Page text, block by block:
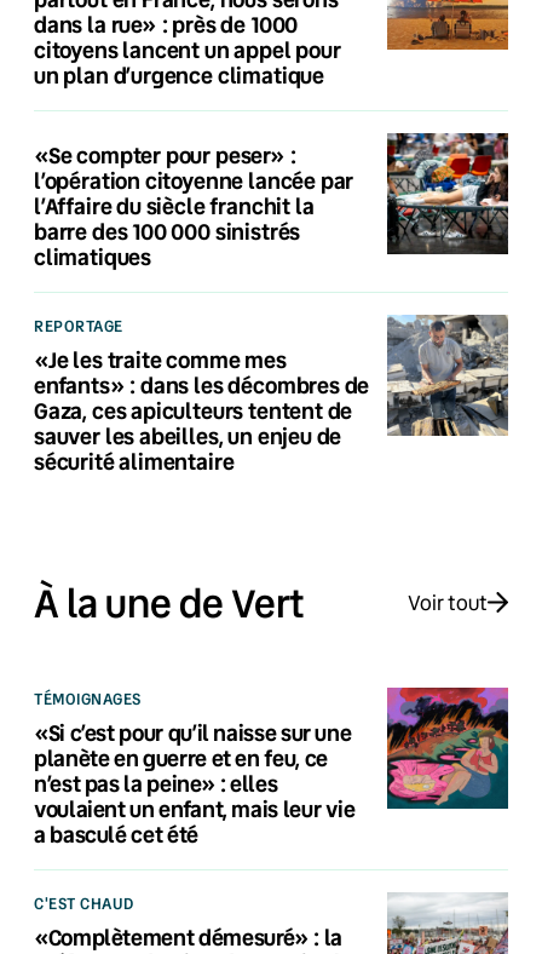
dans la rue» : près de 1000
citoyens lancent un appel pour
un plan d’urgence climatique
«Se compter pour peser» :
l’opération citoyenne lancée par
l’Affaire du siècle franchit la
barre des 100 000 sinistrés
climatiques
REPORTAGE
«Je les traite comme mes
enfants» : dans les décombres de
Gaza, ces apiculteurs tentent de
sauver les abeilles, un enjeu de
sécurité alimentaire
À la une de Vert Voir tout
TÉMOIGNAGES
«Si c’est pour qu’il naisse sur une
planète en guerre et en feu, ce
n’est pas la peine» : elles
voulaient un enfant, mais leur vie
a basculé cet été
C'EST CHAUD
«Complètement démesuré» : la